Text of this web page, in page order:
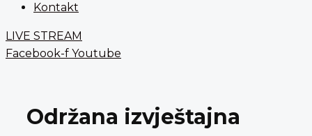
Kontakt
LIVE STREAM
Facebook-f Youtube
Održana izvještajna